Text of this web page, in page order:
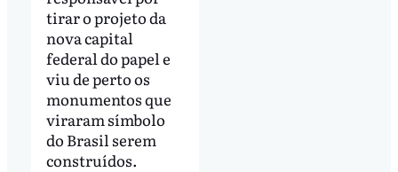
tirar o projeto da
nova capital
federal do papel e
viu de perto os
monumentos que
viraram símbolo
do Brasil serem
construídos.